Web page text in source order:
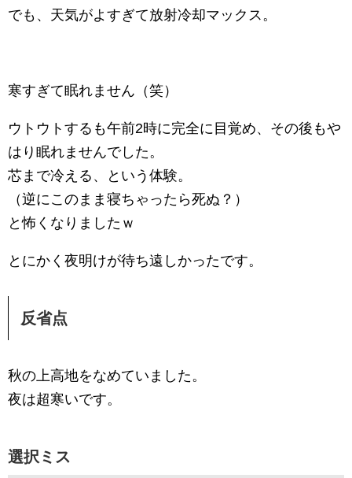
でも、天気がよすぎて放射冷却マックス。
寒すぎて眠れません（笑）
ウトウトするも午前2時に完全に目覚め、その後もや
はり眠れませんでした。
芯まで冷える、という体験。
（逆にこのまま寝ちゃったら死ぬ？）
と怖くなりましたｗ
とにかく夜明けが待ち遠しかったです。
反省点
秋の上高地をなめていました。
夜は超寒いです。
選択ミス